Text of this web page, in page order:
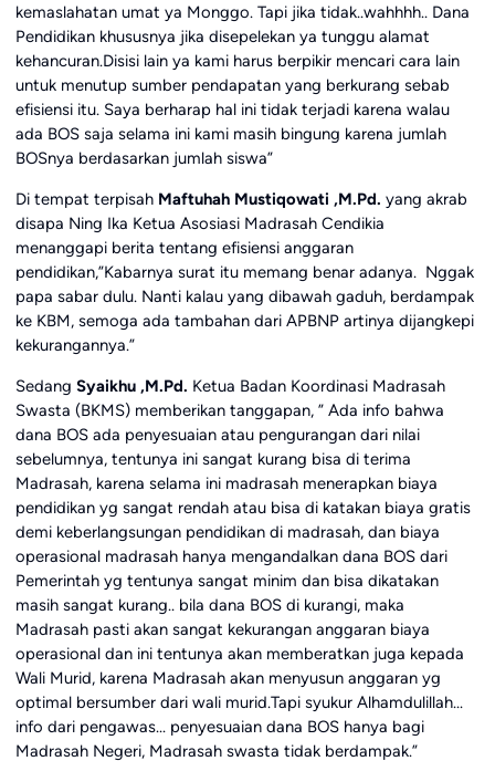
kemaslahatan umat ya Monggo. Tapi jika tidak..wahhhh.. Dana
Pendidikan khususnya jika disepelekan ya tunggu alamat
kehancuran.Disisi lain ya kami harus berpikir mencari cara lain
untuk menutup sumber pendapatan yang berkurang sebab
efisiensi itu. Saya berharap hal ini tidak terjadi karena walau
ada BOS saja selama ini kami masih bingung karena jumlah
BOSnya berdasarkan jumlah siswa”
Di tempat terpisah Maftuhah Mustiqowati ,M.Pd. yang akrab
disapa Ning Ika Ketua Asosiasi Madrasah Cendikia
menanggapi berita tentang efisiensi anggaran
pendidikan,”Kabarnya surat itu memang benar adanya. Nggak
papa sabar dulu. Nanti kalau yang dibawah gaduh, berdampak
ke KBM, semoga ada tambahan dari APBNP artinya dijangkepi
kekurangannya.”
Sedang Syaikhu ,M.Pd. Ketua Badan Koordinasi Madrasah
Swasta (BKMS) memberikan tanggapan, ” Ada info bahwa
dana BOS ada penyesuaian atau pengurangan dari nilai
sebelumnya, tentunya ini sangat kurang bisa di terima
Madrasah, karena selama ini madrasah menerapkan biaya
pendidikan yg sangat rendah atau bisa di katakan biaya gratis
demi keberlangsungan pendidikan di madrasah, dan biaya
operasional madrasah hanya mengandalkan dana BOS dari
Pemerintah yg tentunya sangat minim dan bisa dikatakan
masih sangat kurang.. bila dana BOS di kurangi, maka
Madrasah pasti akan sangat kekurangan anggaran biaya
operasional dan ini tentunya akan memberatkan juga kepada
Wali Murid, karena Madrasah akan menyusun anggaran yg
optimal bersumber dari wali murid.Tapi syukur Alhamdulillah…
info dari pengawas… penyesuaian dana BOS hanya bagi
Madrasah Negeri, Madrasah swasta tidak berdampak.”